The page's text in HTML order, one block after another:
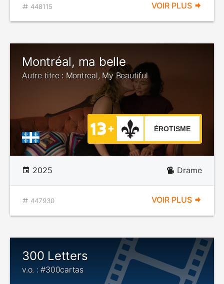
448115 VOIR PLUS
Montréal, ma belle
Autre titre : Montreal, My Beautiful
ÉROTISME
2025 Drame
447930 VOIR PLUS
300 Letters
v.o. : #300cartas